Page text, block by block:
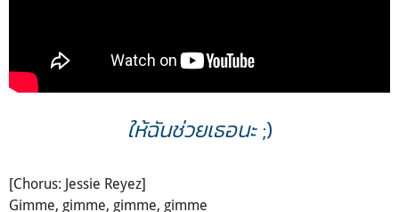
ให้ฉันช่วยเธอนะ;)
[Chorus: Jessie Reyez]
Gimme, gimme, gimme, gimme